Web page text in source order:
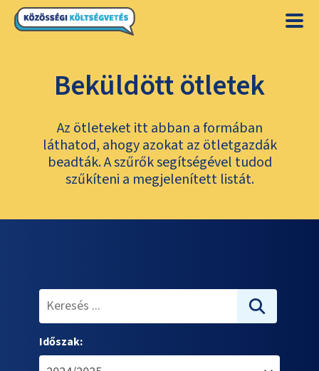
Beküldött ötletek
Az ötleteket itt abban a formában
láthatod, ahogy azokat az ötletgazdák
beadták. A szűrők segítségével tudod
szűkíteni a megjelenített listát.
Időszak: